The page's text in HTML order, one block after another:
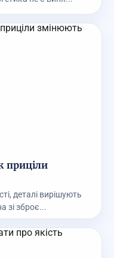
приціли
деталі вирішують
зі зброє...